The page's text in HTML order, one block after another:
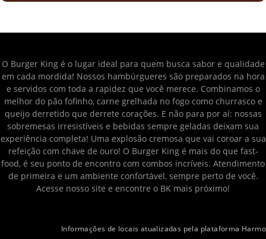
O Burger King é o lugar ideal para quem busca sabor e qualidade
em cada mordida! Nossos hambúrgueres são preparados na hora
e servidos com toda a rapidez que você merece. Combinamos o
melhor do pão fofinho, carne grelhada no fogo como churrasco e
queijo derretido que derrete corações. E não para por aí: nossas
sobremesas irresistíveis e bebidas sempre geladas deixam sua
experiência completa! Uma explosão cremosa que vai coroar a sua
refeição com chave de ouro! O Burger King é mais do que fast-
food, é seu ponto de encontro com combos incríveis. Atendimento
de primeira e um ambiente confortável, sempre perto de você.
Acesse nosso site e encontre o BK mais próximo!
Informações de locais atualizadas pela plataforma Harmo